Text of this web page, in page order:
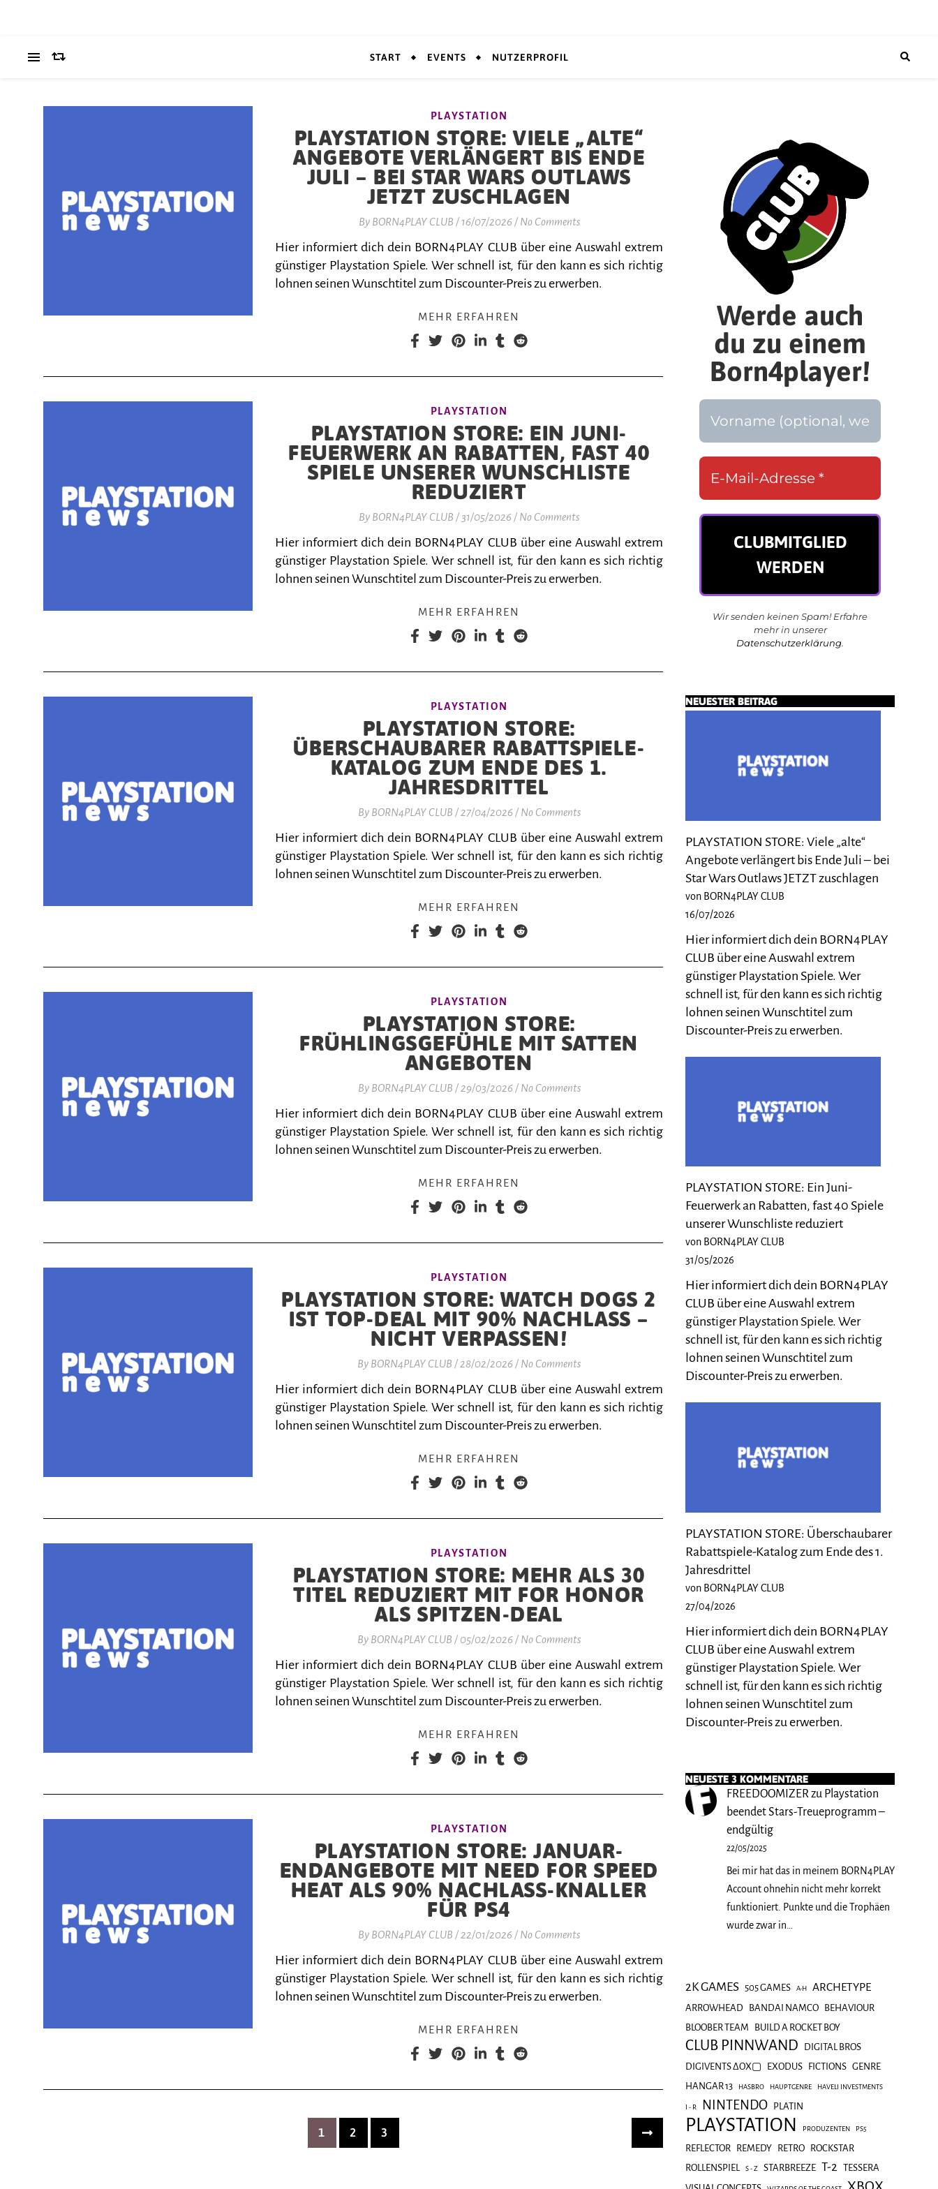
START EVENTS NUTZERPROFIL
PLAYSTATION
PLAYSTATION STORE: VIELE „ALTE“
ANGEBOTE VERLÄNGERT BIS ENDE
JULI – BEI STAR WARS OUTLAWS
JETZT ZUSCHLAGEN
By BORN4PLAY CLUB / 16/07/2026 / No Comments
Hier informiert dich dein BORN4PLAY CLUB über eine Auswahl extrem
günstiger Playstation Spiele. Wer schnell ist, für den kann es sich richtig
lohnen seinen Wunschtitel zum Discounter-Preis zu erwerben.
MEHR ERFAHREN
PLAYSTATION
PLAYSTATION STORE: EIN JUNI-
FEUERWERK AN RABATTEN, FAST 40
SPIELE UNSERER WUNSCHLISTE
REDUZIERT
By BORN4PLAY CLUB / 31/05/2026 / No Comments
Hier informiert dich dein BORN4PLAY CLUB über eine Auswahl extrem
günstiger Playstation Spiele. Wer schnell ist, für den kann es sich richtig
lohnen seinen Wunschtitel zum Discounter-Preis zu erwerben.
MEHR ERFAHREN
PLAYSTATION
PLAYSTATION STORE:
ÜBERSCHAUBARER RABATTSPIELE-
KATALOG ZUM ENDE DES 1.
JAHRESDRITTEL
By BORN4PLAY CLUB / 27/04/2026 / No Comments
Hier informiert dich dein BORN4PLAY CLUB über eine Auswahl extrem
günstiger Playstation Spiele. Wer schnell ist, für den kann es sich richtig
lohnen seinen Wunschtitel zum Discounter-Preis zu erwerben.
MEHR ERFAHREN
PLAYSTATION
PLAYSTATION STORE:
FRÜHLINGSGEFÜHLE MIT SATTEN
ANGEBOTEN
By BORN4PLAY CLUB / 29/03/2026 / No Comments
Hier informiert dich dein BORN4PLAY CLUB über eine Auswahl extrem
günstiger Playstation Spiele. Wer schnell ist, für den kann es sich richtig
lohnen seinen Wunschtitel zum Discounter-Preis zu erwerben.
MEHR ERFAHREN
PLAYSTATION
PLAYSTATION STORE: WATCH DOGS 2
IST TOP-DEAL MIT 90% NACHLASS –
NICHT VERPASSEN!
By BORN4PLAY CLUB / 28/02/2026 / No Comments
Hier informiert dich dein BORN4PLAY CLUB über eine Auswahl extrem
günstiger Playstation Spiele. Wer schnell ist, für den kann es sich richtig
lohnen seinen Wunschtitel zum Discounter-Preis zu erwerben.
MEHR ERFAHREN
PLAYSTATION
PLAYSTATION STORE: MEHR ALS 30
TITEL REDUZIERT MIT FOR HONOR
ALS SPITZEN-DEAL
By BORN4PLAY CLUB / 05/02/2026 / No Comments
Hier informiert dich dein BORN4PLAY CLUB über eine Auswahl extrem
günstiger Playstation Spiele. Wer schnell ist, für den kann es sich richtig
lohnen seinen Wunschtitel zum Discounter-Preis zu erwerben.
MEHR ERFAHREN
PLAYSTATION
PLAYSTATION STORE: JANUAR-
ENDANGEBOTE MIT NEED FOR SPEED
HEAT ALS 90% NACHLASS-KNALLER
FÜR PS4
By BORN4PLAY CLUB / 22/01/2026 / No Comments
Hier informiert dich dein BORN4PLAY CLUB über eine Auswahl extrem
günstiger Playstation Spiele. Wer schnell ist, für den kann es sich richtig
lohnen seinen Wunschtitel zum Discounter-Preis zu erwerben.
MEHR ERFAHREN
1 2 3
Werde auch
du zu einem
Born4player!
Wir senden keinen Spam! Erfahre
mehr in unserer
Datenschutzerklärung.
NEUESTER BEITRAG
PLAYSTATION STORE: Viele „alte“
Angebote verlängert bis Ende Juli – bei
Star Wars Outlaws JETZT zuschlagen
von BORN4PLAY CLUB
16/07/2026
Hier informiert dich dein BORN4PLAY
CLUB über eine Auswahl extrem
günstiger Playstation Spiele. Wer
schnell ist, für den kann es sich richtig
lohnen seinen Wunschtitel zum
Discounter-Preis zu erwerben.
PLAYSTATION STORE: Ein Juni-
Feuerwerk an Rabatten, fast 40 Spiele
unserer Wunschliste reduziert
von BORN4PLAY CLUB
31/05/2026
Hier informiert dich dein BORN4PLAY
CLUB über eine Auswahl extrem
günstiger Playstation Spiele. Wer
schnell ist, für den kann es sich richtig
lohnen seinen Wunschtitel zum
Discounter-Preis zu erwerben.
PLAYSTATION STORE: Überschaubarer
Rabattspiele-Katalog zum Ende des 1.
Jahresdrittel
von BORN4PLAY CLUB
27/04/2026
Hier informiert dich dein BORN4PLAY
CLUB über eine Auswahl extrem
günstiger Playstation Spiele. Wer
schnell ist, für den kann es sich richtig
lohnen seinen Wunschtitel zum
Discounter-Preis zu erwerben.
NEUESTE 3 KOMMENTARE
FREEDOOMIZERzu Playstation
beendet Stars-Treueprogramm –
endgültig
22/05/2025
Bei mir hat das in meinem BORN4PLAY
Account ohnehin nicht mehr korrekt
funktioniert. Punkte und die Trophäen
wurde zwar in…
2K GAMES 505 GAMES A-H ARCHETYPE
ARROWHEAD BANDAI NAMCO
BEHAVIOUR
BLOOBER TEAM
BUILD A ROCKET BOY
CLUB PINNWAND
DIGITAL BROS
DIGIVENTS ΔOX▢
EXODUS FICTIONS GENRE
HANGAR 13
HASBRO HAUPTGENRE HAVELI INVESTMENTS
I - R NINTENDO PLATIN
PLAYSTATION PRODUZENTEN PS5
REFLECTOR REMEDY RETRO
ROCKSTAR
ROLLENSPIEL
S - Z STARBREEZE T-2 TESSERA